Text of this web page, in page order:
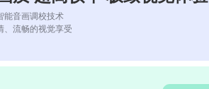
能音画调校技术
、流畅的视觉享受